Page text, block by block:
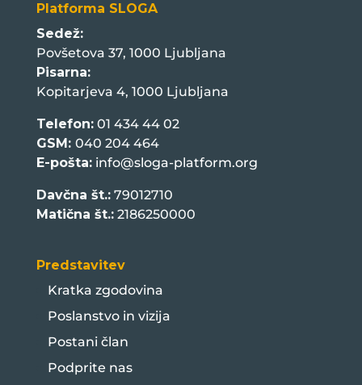
Platforma SLOGA
Sedež:
Povšetova 37, 1000 Ljubljana
Pisarna:
Kopitarjeva 4, 1000 Ljubljana
Telefon:01 434 44 02
GSM: 040 204 464
E-pošta: info@sloga-platform.org
Davčna št.:79012710
Matična št.:2186250000
Predstavitev
Kratka zgodovina
Poslanstvo in vizija
Postani član
Podprite nas